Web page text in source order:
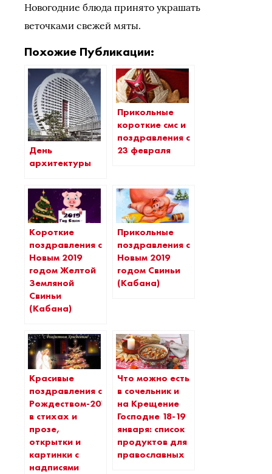
Новогодние блюда принято украшать
веточками свежей мяты.
Похожие Публикации:
День
архитектуры
Прикольные
короткие смс и
поздравления с
23 февраля
Короткие
поздравления с
Новым 2019
годом Желтой
Земляной
Свиньи
(Кабана)
Прикольные
поздравления с
Новым 2019
годом Свиньи
(Кабана)
Красивые
поздравления с
Рождеством-2019
в стихах и
прозе,
открытки и
картинки с
надписями
Что можно есть
в сочельник и
на Крещение
Господне 18-19
января: список
продуктов для
православных